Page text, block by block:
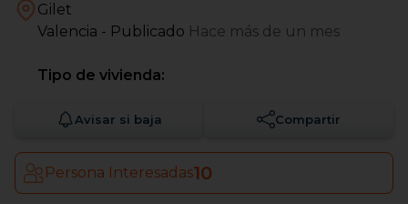
Gilet
Valencia - Publicado Hace más de un mes
Tipo de vivienda:
Avisar si baja Compartir
Persona Interesadas10